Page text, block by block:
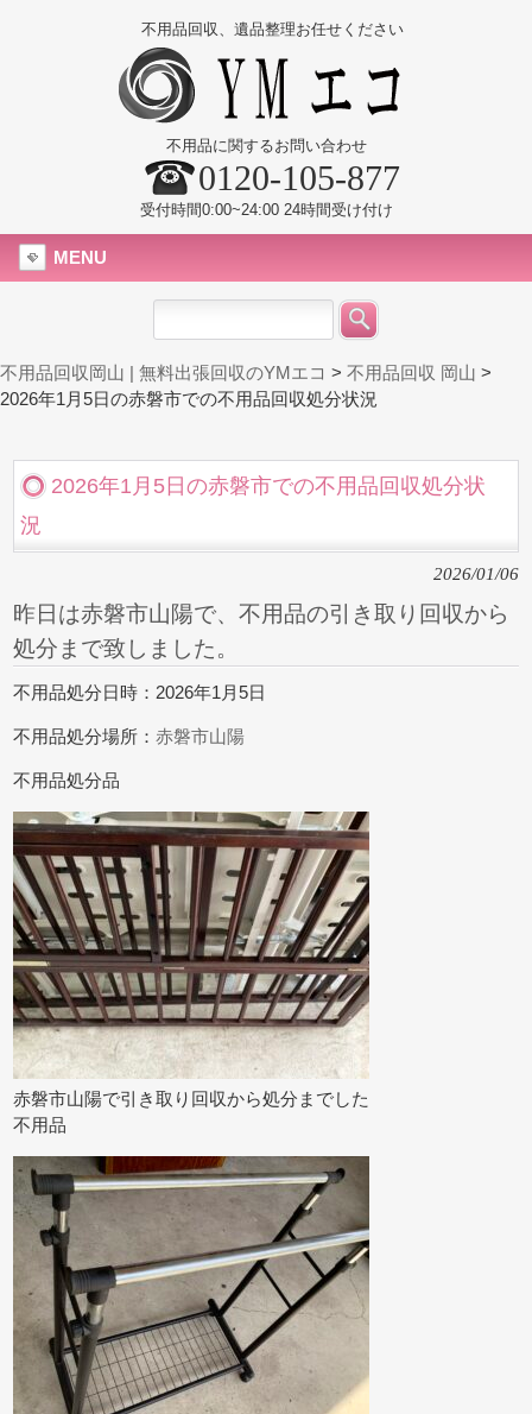
不用品回収、遺品整理お任せください
不用品に関するお問い合わせ
0120-105-877
受付時間0:00~24:00 24時間受け付け
MENU
不用品回収岡山 | 無料出張回収のYMエコ > 不用品回収 岡山 >
2026年1月5日の赤磐市での不用品回収処分状況
2026年1月5日の赤磐市での不用品回収処分状
況
2026/01/06
昨日は赤磐市山陽で、不用品の引き取り回収から
処分まで致しました。
不用品処分日時：2026年1月5日
不用品処分場所：赤磐市山陽
不用品処分品
赤磐市山陽で引き取り回収から処分までした
不用品